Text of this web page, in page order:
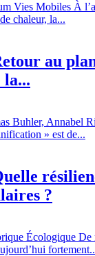
Vies Mobiles À
chaleur, la...
au
la...
Buhler, Annabel
» est de...
?
Écologique De